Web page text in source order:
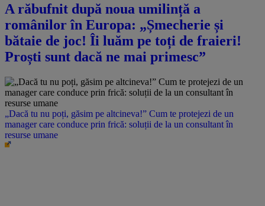
A răbufnit după noua umilință a
românilor în Europa: „Șmecherie și
bătaie de joc! Îi luăm pe toți de fraieri!
Proști sunt dacă ne mai primesc”
„Dacă tu nu poți, găsim pe altcineva!” Cum te protejezi de un
manager care conduce prin frică: soluții de la un consultant în
resurse umane